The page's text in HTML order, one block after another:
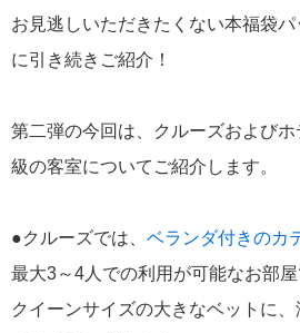
お見逃しいただきたくない本福袋
に引き続きご紹介！
第二弾の今回は、クルーズおよび
級の客室についてご紹介します。
●クルーズでは、 ベランダ付きのカ
最大3～4人での利用が可能なお部屋
クイーンサイズの大きなベットに